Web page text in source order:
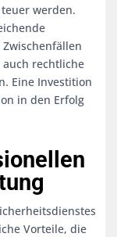
werden.
rechtliche
Eine Investition
in den Erfolg
Vorteile, die